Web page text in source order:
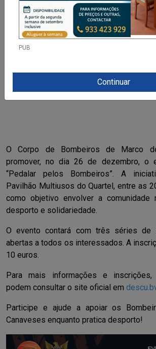
PUB
Continuar
O Corpo de Bombeiros de Marco
promover, no dia 26 de dezembro, o
“Pedalar pelos Bombeiros”. A
Pavilhão Multiusos do Quartel, entre as
como objetivo envolver a comunidade
desporto e solidariedade.
O evento contará com três séries de
abertas a todos os interessados. A
10 euros.
Para mais informações e
podem consultar o site oficial em
Participe e ajude a apoiar os
Canaveses enquanto pratica desporto!